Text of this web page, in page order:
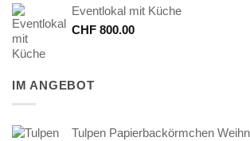
Eventlokal mit Küche
CHF 800.00
IM ANGEBOT
Tulpen Papierbackörmchen